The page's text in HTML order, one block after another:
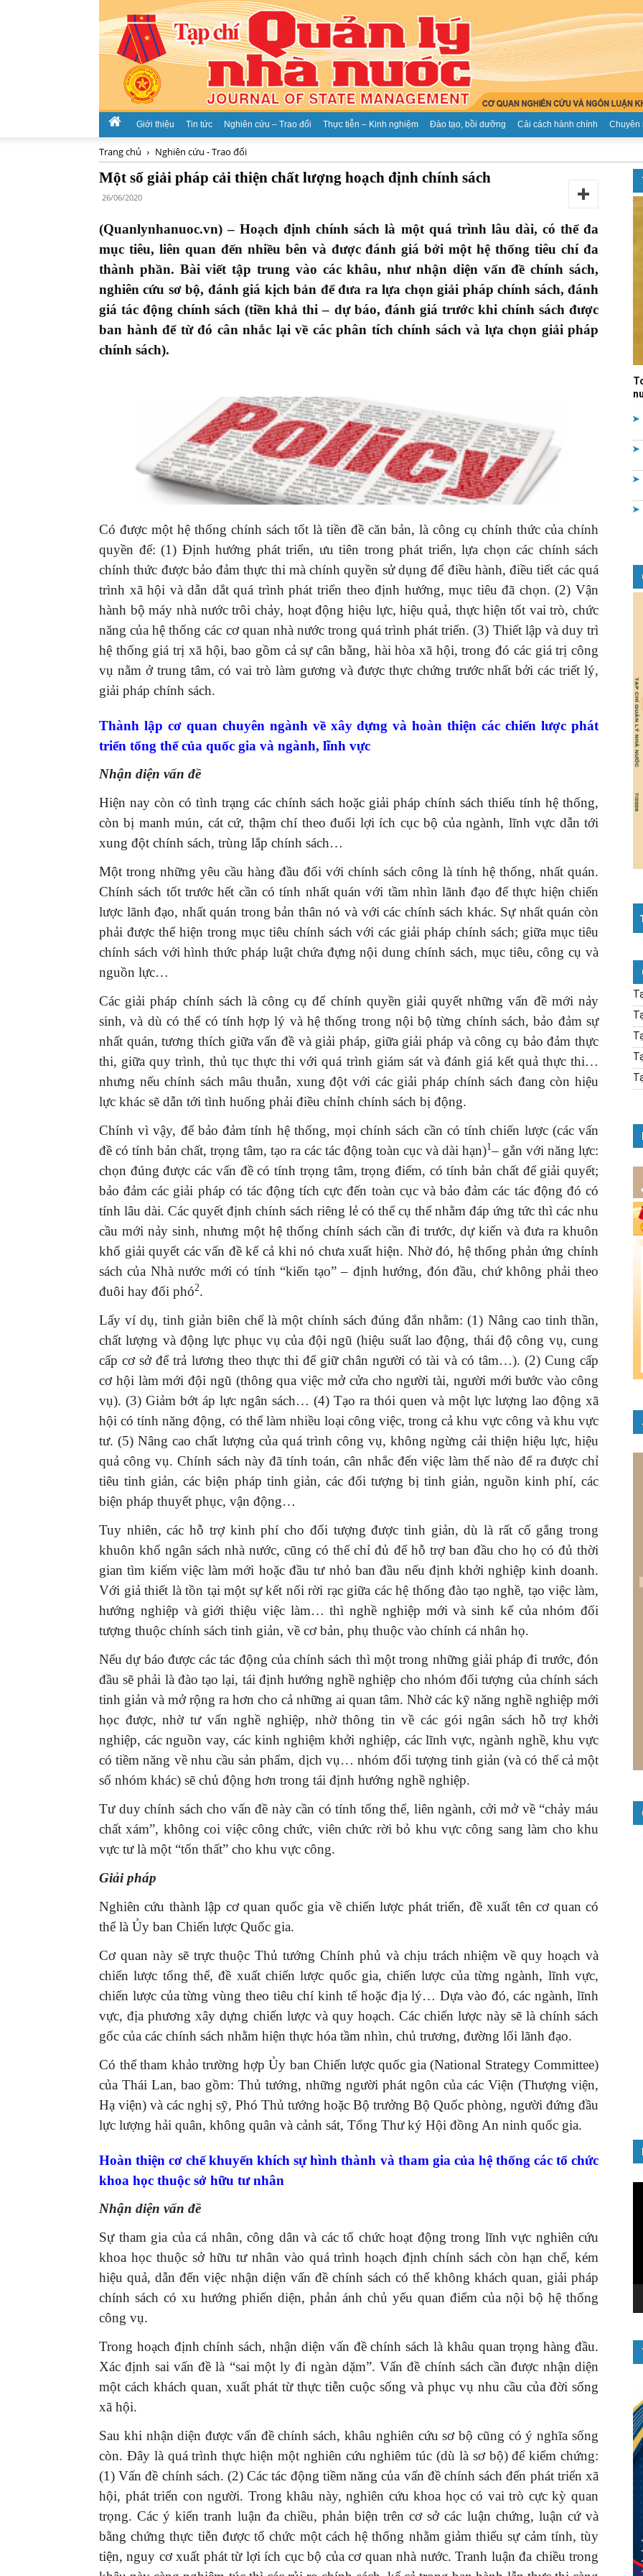
chí
lý
nhà
nước
Giới thiệu Tin tức Nghiên cứu – Trao đổi Thực tiễn – Kinh nghiệm Đào tạo, bồi dưỡng Cải cách hành chính Chuyên
Trang chủ Nghiên cứu - Trao đổi
Một số giải pháp cải thiện chất lượng hoạch định chính sách
26/06/2020
(Quanlynhanuoc.vn) –Hoạch định chính sách là một quá trình lâu dài, có thể đa
mục tiêu, liên quan đến nhiều bên và được đánh giá bởi một hệ thống tiêu chí đa
thành phần. Bài viết tập trung vào các khâu, như nhận diện vấn đề chính sách,
nghiên cứu sơ bộ, đánh giá kịch bản để đưa ra lựa chọn giải pháp chính sách, đánh
giá tác động chính sách (tiền khả thi – dự báo, đánh giá trước khi chính sách được
ban hành để từ đó cân nhắc lại về các phân tích chính sách và lựa chọn giải pháp
chính sách).
Có được một hệ thống chính sách tốt là tiền đề căn bản, là công cụ chính thức của chính
quyền để: (1) Định hướng phát triển, ưu tiên trong phát triển, lựa chọn các chính sách
chính thức được bảo đảm thực thi mà chính quyền sử dụng để điều hành, điều tiết các quá
trình xã hội và dẫn dắt quá trình phát triển theo định hướng, mục tiêu đã chọn. (2) Vận
hành bộ máy nhà nước trôi chảy, hoạt động hiệu lực, hiệu quả, thực hiện tốt vai trò, chức
năng của hệ thống các cơ quan nhà nước trong quá trình phát triển. (3) Thiết lập và duy trì
hệ thống giá trị xã hội, bao gồm cả sự cân bằng, hài hòa xã hội, trong đó các giá trị công
vụ nằm ở trung tâm, có vai trò làm gương và được thực chứng trước nhất bởi các triết lý,
giải pháp chính sách.
Thành lập cơ quan chuyên ngành về xây dựng và hoàn thiện các chiến lược phát
triển tổng thể của quốc gia và ngành, lĩnh vực
Nhận diện vấn đề
Hiện nay còn có tình trạng các chính sách hoặc giải pháp chính sách thiếu tính hệ thống,
còn bị manh mún, cát cứ, thậm chí theo đuổi lợi ích cục bộ của ngành, lĩnh vực dẫn tới
xung đột chính sách, trùng lắp chính sách…
Một trong những yêu cầu hàng đầu đối với chính sách công là tính hệ thống, nhất quán.
Chính sách tốt trước hết cần có tính nhất quán với tầm nhìn lãnh đạo để thực hiện chiến
lược lãnh đạo, nhất quán trong bản thân nó và với các chính sách khác. Sự nhất quán còn
phải được thể hiện trong mục tiêu chính sách với các giải pháp chính sách; giữa mục tiêu
chính sách với hình thức pháp luật chứa đựng nội dung chính sách, mục tiêu, công cụ và
nguồn lực…
Các giải pháp chính sách là công cụ để chính quyền giải quyết những vấn đề mới nảy
sinh, và dù có thể có tính hợp lý và hệ thống trong nội bộ từng chính sách, bảo đảm sự
nhất quán, tương thích giữa vấn đề và giải pháp, giữa giải pháp và công cụ bảo đảm thực
thi, giữa quy trình, thủ tục thực thi với quá trình giám sát và đánh giá kết quả thực thi…
nhưng nếu chính sách mâu thuẫn, xung đột với các giải pháp chính sách đang còn hiệu
lực khác sẽ dẫn tới tình huống phải điều chỉnh chính sách bị động.
Chính vì vậy, để bảo đảm tính hệ thống, mọi chính sách cần có tính chiến lược (các vấn
đề có tính bản chất, trọng tâm, tạo ra các tác động toàn cục và dài hạn)1– gắn với năng lực:
chọn đúng được các vấn đề có tính trọng tâm, trọng điểm, có tính bản chất để giải quyết;
bảo đảm các giải pháp có tác động tích cực đến toàn cục và bảo đảm các tác động đó có
tính lâu dài. Các quyết định chính sách riêng lẻ có thể cụ thể nhằm đáp ứng tức thì các nhu
cầu mới nảy sinh, nhưng một hệ thống chính sách cần đi trước, dự kiến và đưa ra khuôn
khổ giải quyết các vấn đề kể cả khi nó chưa xuất hiện. Nhờ đó, hệ thống phản ứng chính
sách của Nhà nước mới có tính “kiến tạo” – định hướng, đón đầu, chứ không phải theo
đuôi hay đối phó2.
Lấy ví dụ, tinh giản biên chế là một chính sách đúng đắn nhằm: (1) Nâng cao tinh thần,
chất lượng và động lực phục vụ của đội ngũ (hiệu suất lao động, thái độ công vụ, cung
cấp cơ sở để trả lương theo thực thi để giữ chân người có tài và có tâm…). (2) Cung cấp
cơ hội làm mới đội ngũ (thông qua việc mở cửa cho người tài, người mới bước vào công
vụ). (3) Giảm bớt áp lực ngân sách… (4) Tạo ra thói quen và một lực lượng lao động xã
hội có tính năng động, có thể làm nhiều loại công việc, trong cả khu vực công và khu vực
tư. (5) Nâng cao chất lượng của quá trình công vụ, không ngừng cải thiện hiệu lực, hiệu
quả công vụ. Chính sách này đã tính toán, cân nhắc đến việc làm thế nào để ra được chỉ
tiêu tinh giản, các biện pháp tinh giản, các đối tượng bị tinh giản, nguồn kinh phí, các
biện pháp thuyết phục, vận động…
Tuy nhiên, các hỗ trợ kinh phí cho đối tượng được tinh giản, dù là rất cố gắng trong
khuôn khổ ngân sách nhà nước, cũng có thể chỉ đủ để hỗ trợ ban đầu cho họ có đủ thời
gian tìm kiếm việc làm mới hoặc đầu tư nhỏ ban đầu nếu định khởi nghiệp kinh doanh.
Với giả thiết là tồn tại một sự kết nối rời rạc giữa các hệ thống đào tạo nghề, tạo việc làm,
hướng nghiệp và giới thiệu việc làm… thì nghề nghiệp mới và sinh kế của nhóm đối
tượng thuộc chính sách tinh giản, về cơ bản, phụ thuộc vào chính cá nhân họ.
Nếu dự báo được các tác động của chính sách thì một trong những giải pháp đi trước, đón
đầu sẽ phải là đào tạo lại, tái định hướng nghề nghiệp cho nhóm đối tượng của chính sách
tinh giản và mở rộng ra hơn cho cả những ai quan tâm. Nhờ các kỹ năng nghề nghiệp mới
học được, nhờ tư vấn nghề nghiệp, nhờ thông tin về các gói ngân sách hỗ trợ khởi
nghiệp, các nguồn vay, các kinh nghiệm khởi nghiệp, các lĩnh vực, ngành nghề, khu vực
có tiềm năng về nhu cầu sản phẩm, dịch vụ… nhóm đối tượng tinh giản (và có thể cả một
số nhóm khác) sẽ chủ động hơn trong tái định hướng nghề nghiệp.
Tư duy chính sách cho vấn đề này cần có tính tổng thể, liên ngành, cởi mở về “chảy máu
chất xám”, không coi việc công chức, viên chức rời bỏ khu vực công sang làm cho khu
vực tư là một “tổn thất” cho khu vực công.
Giải pháp
Nghiên cứu thành lập cơ quan quốc gia về chiến lược phát triển, đề xuất tên cơ quan có
thể là Ủy ban Chiến lược Quốc gia.
Cơ quan này sẽ trực thuộc Thủ tướng Chính phủ và chịu trách nhiệm về quy hoạch và
chiến lược tổng thể, đề xuất chiến lược quốc gia, chiến lược của từng ngành, lĩnh vực,
chiến lược của từng vùng theo tiêu chí kinh tế hoặc địa lý… Dựa vào đó, các ngành, lĩnh
vực, địa phương xây dựng chiến lược và quy hoạch. Các chiến lược này sẽ là chính sách
gốc của các chính sách nhằm hiện thực hóa tầm nhìn, chủ trương, đường lối lãnh đạo.
Có thể tham khảo trường hợp Ủy ban Chiến lược quốc gia (National Strategy Committee)
của Thái Lan, bao gồm: Thủ tướng, những người phát ngôn của các Viện (Thượng viện,
Hạ viện) và các nghị sỹ, Phó Thủ tướng hoặc Bộ trưởng Bộ Quốc phòng, người đứng đầu
lực lượng hải quân, không quân và cảnh sát, Tổng Thư ký Hội đồng An ninh quốc gia.
Hoàn thiện cơ chế khuyến khích sự hình thành và tham gia của hệ thống các tổ chức
khoa học thuộc sở hữu tư nhân
Nhận diện vấn đề
Sự tham gia của cá nhân, công dân và các tổ chức hoạt động trong lĩnh vực nghiên cứu
khoa học thuộc sở hữu tư nhân vào quá trình hoạch định chính sách còn hạn chế, kém
hiệu quả, dẫn đến việc nhận diện vấn đề chính sách có thể không khách quan, giải pháp
chính sách có xu hướng phiến diện, phản ánh chủ yếu quan điểm của nội bộ hệ thống
công vụ.
Trong hoạch định chính sách, nhận diện vấn đề chính sách là khâu quan trọng hàng đầu.
Xác định sai vấn đề là “sai một ly đi ngàn dặm”. Vấn đề chính sách cần được nhận diện
một cách khách quan, xuất phát từ thực tiễn cuộc sống và phục vụ nhu cầu của đời sống
xã hội.
Sau khi nhận diện được vấn đề chính sách, khâu nghiên cứu sơ bộ cũng có ý nghĩa sống
còn. Đây là quá trình thực hiện một nghiên cứu nghiêm túc (dù là sơ bộ) để kiểm chứng:
(1) Vấn đề chính sách. (2) Các tác động tiềm năng của vấn đề chính sách đến phát triển xã
hội, phát triển con người. Trong khâu này, nghiên cứu khoa học có vai trò cực kỳ quan
trọng. Các ý kiến tranh luận đa chiều, phản biện trên cơ sở các luận chứng, luận cứ và
bằng chứng thực tiễn được tổ chức một cách hệ thống nhằm giảm thiểu sự cảm tính, tùy
tiện, nguy cơ xuất phát từ lợi ích cục bộ của cơ quan nhà nước. Tranh luận đa chiều trong
mừng Đại hội XIV của Đảng
16/01/2026
đến thực tiễn
08/12/2025